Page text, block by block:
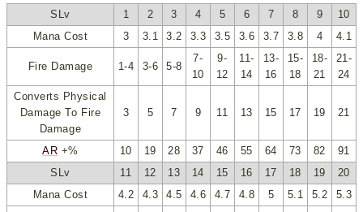
SLv 1 2 3 4 5 6 7 8 9
10
Mana Cost
3 3.1 3.2 3.3 3.5 3.6 3.7 3.8 4 4.1
Fire Damage 1-4 3-6 5-8
7-
10
9-
12
11-
14
13-
16
15-
18
18-
21
21-
24
Converts Physical
Damage To Fire
Damage
3 5 7 9 11 13 15 17 19 21
AR +% 10 19 28 37 46 55 64 73 82
91
SLv
11 12 13 14 15 16 17 18 19
20
Mana Cost
4.2 4.3 4.5 4.6 4.7 4.8 5 5.1 5.2 5.3